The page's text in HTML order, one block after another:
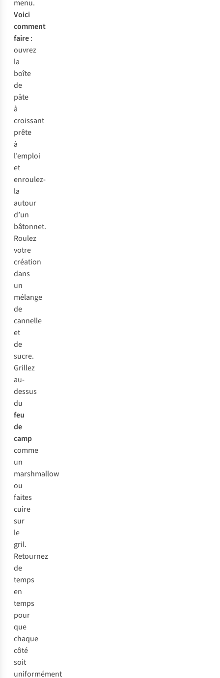
menu.
Voici
comment
faire:
ouvrez
la
boîte
de
pâte
à
croissant
prête
à
l’emploi
et
enroulez-
la
autour
d’un
bâtonnet.
Roulez
votre
création
dans
un
mélange
de
cannelle
et
de
sucre.
Grillez
au-
dessus
du
feu
de
camp
comme
un
marshmallow
ou
faites
cuire
sur
le
gril.
Retournez
de
temps
en
temps
pour
que
chaque
côté
soit
uniformément